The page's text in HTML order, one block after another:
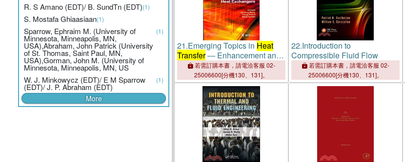
R. S Amano (EDT)/ B. SundTn (EDT)(1)
S. Mostafa Ghiaasiaan(1)
Sparrow, Ephraim M. (University of
Minnesota, Minneapolis, MN,
USA),Abraham, John Patrick (University
of St. Thomas, Saint Paul, MN,
USA),Gorman, John M. (University of
Minnesota, Minneapolis, MN, US
(1)
W. J. Minkowycz (EDT)/ E M Sparrow
(EDT)/ J. P. Abraham (EDT)
(1)
More
21.Emerging Topics in Heat
Transfer― Enhancement and
Heat Exchangers
若需訂購本書，請電洽客服 02-
25006600[分機130、131]。
22.Introduction to
Compressible Fluid Flow
若需訂購本書，請電洽客服 02-
25006600[分機130、131]。